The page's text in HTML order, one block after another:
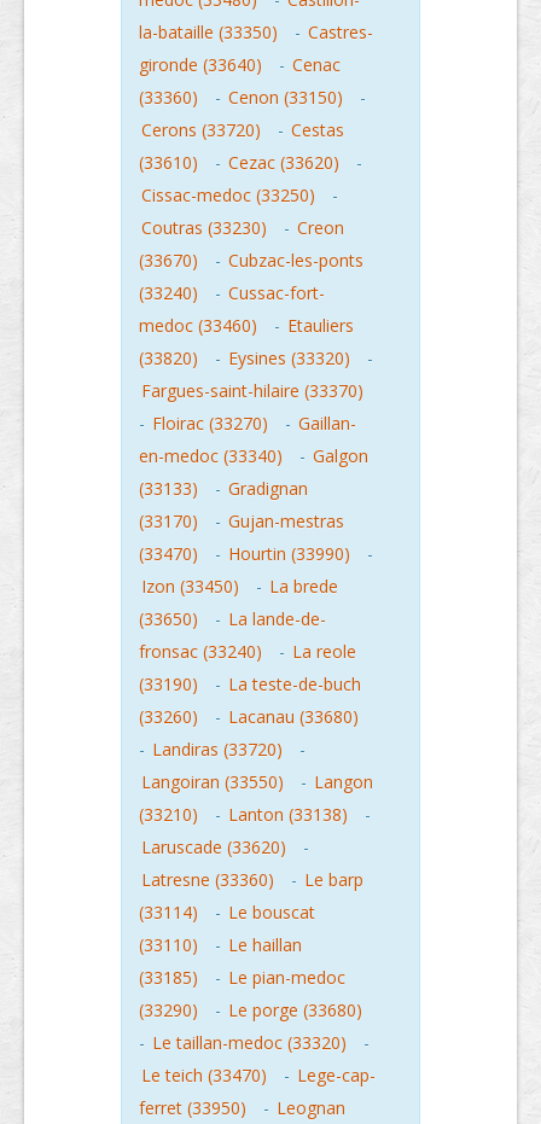
la-bataille (33350)
- Castres-
gironde (33640)
- Cenac
(33360)
- Cenon (33150)
-
Cerons (33720)
- Cestas
(33610)
- Cezac (33620)
-
Cissac-medoc (33250)
-
Coutras (33230)
- Creon
(33670)
- Cubzac-les-ponts
(33240)
- Cussac-fort-
medoc (33460)
- Etauliers
(33820)
- Eysines (33320)
-
Fargues-saint-hilaire (33370)
- Floirac (33270) - Gaillan-
en-medoc (33340)
- Galgon
(33133)
- Gradignan
(33170)
- Gujan-mestras
(33470)
- Hourtin (33990)
-
Izon (33450)
- La brede
(33650)
- La lande-de-
fronsac (33240)
- La reole
(33190)
- La teste-de-buch
(33260)
- Lacanau (33680)
- Landiras (33720)
-
Langoiran (33550)
- Langon
(33210)
- Lanton (33138)
-
Laruscade (33620)
-
Latresne (33360)
- Le barp
(33114)
- Le bouscat
(33110)
- Le haillan
(33185)
- Le pian-medoc
(33290)
- Le porge (33680)
- Le taillan-medoc (33320)
-
Le teich (33470)
- Lege-cap-
ferret (33950)
- Leognan